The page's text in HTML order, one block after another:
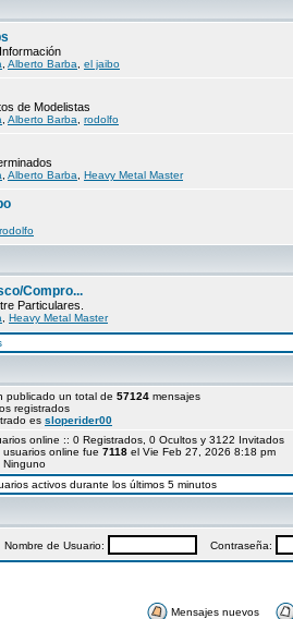
Alberto Barba el jaibo
de Modelistas
Alberto Barba rodolfo
Alberto Barba Heavy Metal Master
rodolfo
Compro...
Particulares.
Heavy Metal Master
publicado un total de 57124 mensajes
registrados
es sloperider00
online :: 0 Registrados, 0 Ocultos y 3122
online fue 7118 el Vie Feb 27, 2026 8:18 pm
Ninguno
activos durante los últimos 5 minutos
Nombre de Usuario: Contraseña:
Mensajes nuevos